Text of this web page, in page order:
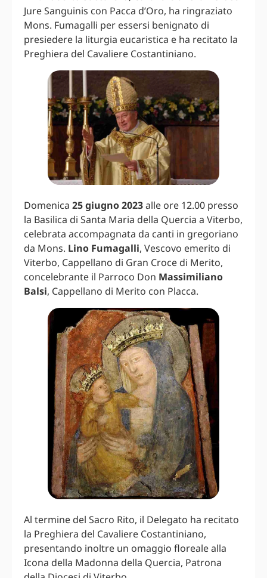
Jure Sanguinis con Pacca d’Oro, ha ringraziato
Mons. Fumagalli per essersi benignato di
presiedere la liturgia eucaristica e ha recitato la
Preghiera del Cavaliere Costantiniano.
Domenica 25 giugno 2023alle ore 12.00 presso
la Basilica di Santa Maria della Quercia a Viterbo,
celebrata accompagnata da canti in gregoriano
da Mons. Lino Fumagalli, Vescovo emerito di
Viterbo, Cappellano di Gran Croce di Merito,
concelebrante il Parroco Don Massimiliano
Balsi, Cappellano di Merito con Placca.
Al termine del Sacro Rito, il Delegato ha recitato
la Preghiera del Cavaliere Costantiniano,
presentando inoltre un omaggio floreale alla
Icona della Madonna della Quercia, Patrona